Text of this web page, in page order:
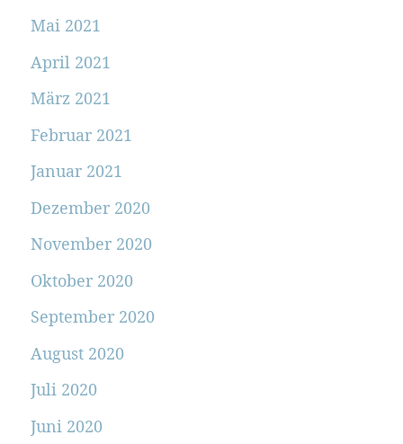
Mai 2021
April 2021
März 2021
Februar 2021
Januar 2021
Dezember 2020
November 2020
Oktober 2020
September 2020
August 2020
Juli 2020
Juni 2020